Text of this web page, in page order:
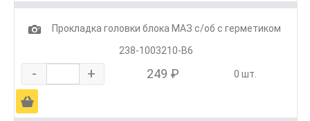
1
Прокладка головки блока МАЗ с/об с герметиком
238-1003210-В6
- + 249 ₽ 0 шт.
Ä